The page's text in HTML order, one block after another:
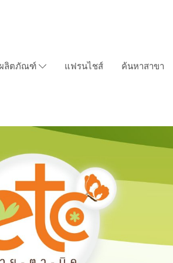
ผลิตภัณฑ์ แฟรนไชส์ ค้นหาสาขา